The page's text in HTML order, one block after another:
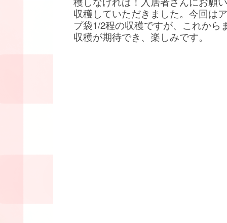
収穫していただきました。今回は
プ袋1/2程の収穫ですが、これから
収穫が期待でき、楽しみです。